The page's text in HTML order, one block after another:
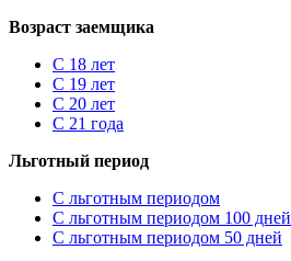
Возраст заемщика
С 18 лет
С 19 лет
С 20 лет
С 21 года
Льготный период
С льготным периодом
С льготным периодом 100 дней
С льготным периодом 50 дней